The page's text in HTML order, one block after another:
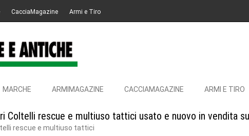
CacciaMagazine Armi e Tiro
MARCHE ARMIMAGAZINE CACCIAMAGAZINE ARMI E TIRO
Coltelli rescue e multiuso tattici usato e nuovo in vendita
rescue e multiuso tattici